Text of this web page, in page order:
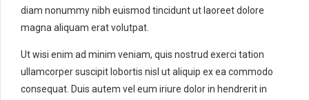
diam nonummy nibh euismod tincidunt ut laoreet dolore
magna aliquam erat volutpat.
Ut wisi enim ad minim veniam, quis nostrud exerci tation
ullamcorper suscipit lobortis nisl ut aliquip ex ea commodo
consequat. Duis autem vel eum iriure dolor in hendrerit in